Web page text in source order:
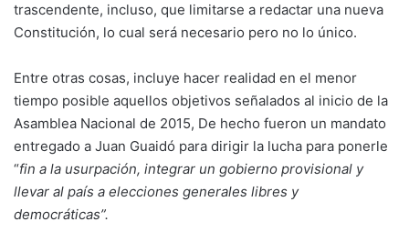
trascendente, incluso, que limitarse a redactar una nueva
Constitución, lo cual será necesario pero no lo único.
Entre otras cosas, incluye hacer realidad en el menor
tiempo posible aquellos objetivos señalados al inicio de la
Asamblea Nacional de 2015, De hecho fueron un mandato
entregado a Juan Guaidó para dirigir la lucha para ponerle
“fin a la usurpación, integrar un gobierno provisional y
llevar al país a elecciones generales libres y
democráticas”.